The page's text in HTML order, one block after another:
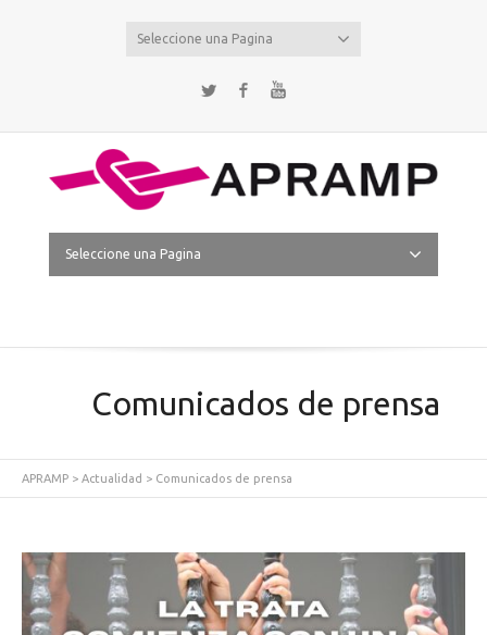
Seleccione una Pagina
Twitter Facebook
Seleccione una Pagina
Comunicados de prensa
APRAMP > Actualidad > Comunicados de prensa